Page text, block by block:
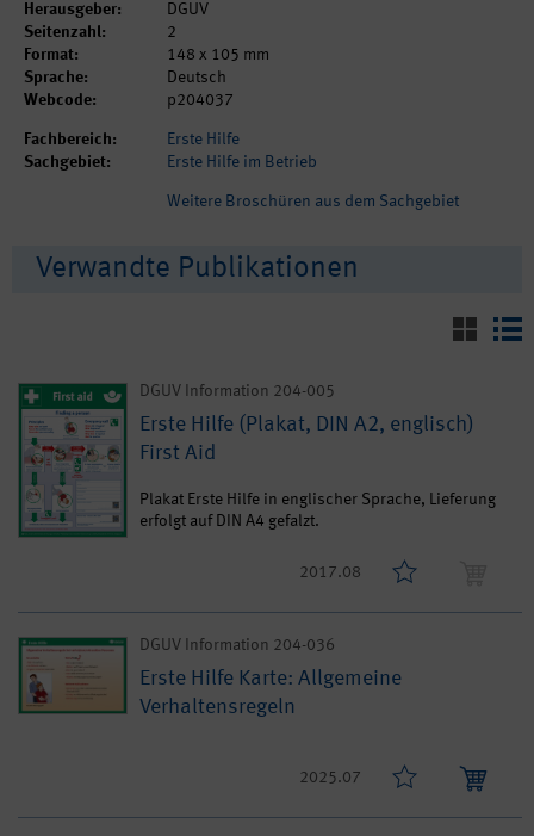
Herausgeber:
DGUV
Seitenzahl:
2
Format:
148 x 105 mm
Sprache:
Deutsch
Webcode:
p204037
Fachbereich:
Erste Hilfe
Sachgebiet:
Erste Hilfe im Betrieb
Weitere Broschüren aus dem Sachgebiet
Verwandte Publikationen
DGUV Information 204-005
Erste Hilfe (Plakat, DIN A2, englisch)
First Aid
Plakat Erste Hilfe in englischer Sprache, Lieferung
erfolgt auf DIN A4 gefalzt.
2017.08
DGUV Information 204-036
Erste Hilfe Karte: Allgemeine
Verhaltensregeln
2025.07